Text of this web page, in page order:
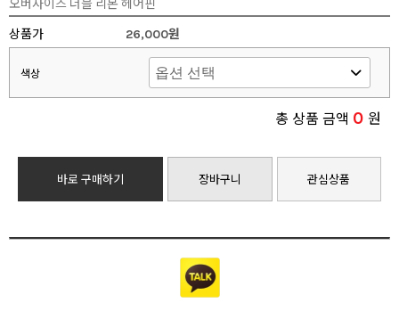
오버사이즈 더블 리본 헤어핀
상품가
26,000원
색상
총 상품 금액 0 원
바로 구매하기 장바구니 관심상품